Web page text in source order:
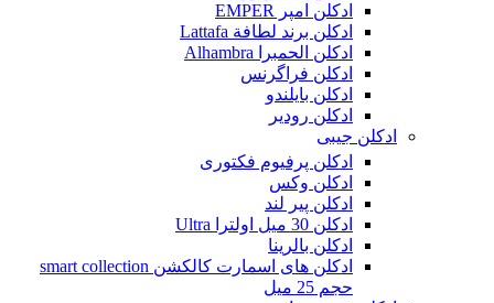
ادکلن امپر EMPER
ادکلن برند لطافة Lattafa
ادکلن الحمبرا Alhambra
ادکلن فراگرنس
ادکلن بایلندو
ادکلن رودیر
ادکلن جیبی
ادکلن پرفیوم فکتوری
ادکلن وکس
ادکلن پیر لند
ادکلن 30 میل اولترا Ultra
ادکلن بالرینا
ادکلن های اسمارت کالکشن smart collection
حجم 25 میل